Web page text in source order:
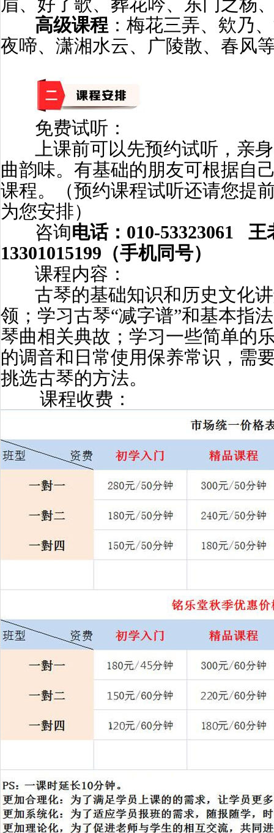
眉、好了歌、葬花吟、东门之杨
高级课程 ：梅花三弄、欸乃
夜啼、潇湘水云、广陵散、春风
免费试听：
上课前可以先预约试听，亲
曲韵味。有基础的朋友可根据自
课程。（预约课程试听还请您提
为您安排）
咨询电话：010-53323061 王
13301015199（手机同号）
课程内容：
古琴的基础知识和历史文化
领；学习古琴“减字谱”和基本指
琴曲相关典故；学习一些简单的
的调音和日常使用保养常识，需
挑选古琴的方法。
课程收费：